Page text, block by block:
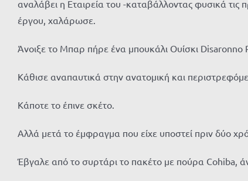
αναλάβει η Εταιρεία του -καταβάλλοντας φυσικά
έργου, χαλάρωσε.
Άνοιξε το Μπαρ πήρε ένα μπουκάλι Ουίσκι
Κάθισε αναπαυτικά στην ανατομική και
Κάποτε το έπινε σκέτο.
Αλλά μετά το έμφραγμα που είχε υποστεί πριν δύο
Έβγαλε από το συρτάρι το πακέτο με πούρα Cohiba,